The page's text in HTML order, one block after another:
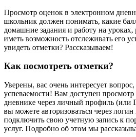
Просмотр оценок в электронном
школьник должен понимать, какие
домашние задания и работу на
иметь возможность отслеживать его
увидеть отметки? Рассказываем!
Как посмотреть отметки?
Уверены, вас очень интересует
успеваемости! Вам доступен
дневнике через личный профиль (или
вы можете авторизоваться через
подключить свою учетную запись к
услуг. Подробно об этом мы